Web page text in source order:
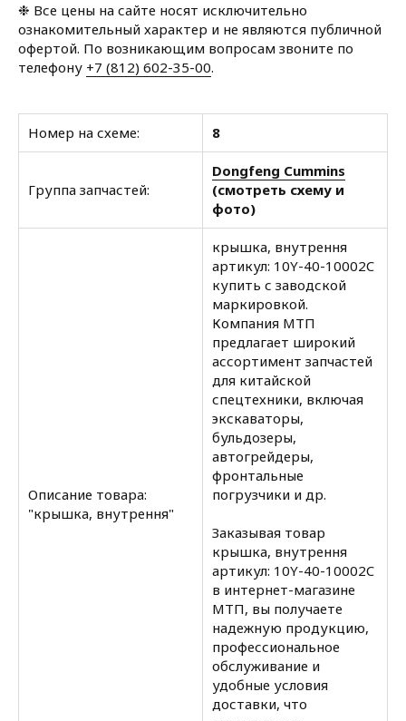
❉ Все цены на сайте носят исключительно
ознакомительный характер и не являются публичной
офертой. По возникающим вопросам звоните по
телефону +7 (812) 602-35-00.
Номер на схеме: 8
Группа запчастей:
Dongfeng Cummins
(смотреть схему и
фото)
Описание товара:
"крышка, внутрення"
крышка, внутрення
артикул: 10Y-40-10002C
купить с заводской
маркировкой.
Компания МТП
предлагает широкий
ассортимент запчастей
для китайской
спецтехники, включая
экскаваторы,
бульдозеры,
автогрейдеры,
фронтальные
погрузчики и др.
Заказывая товар
крышка, внутрення
артикул: 10Y-40-10002C
в интернет-магазине
МТП, вы получаете
надежную продукцию,
профессиональное
обслуживание и
удобные условия
доставки, что